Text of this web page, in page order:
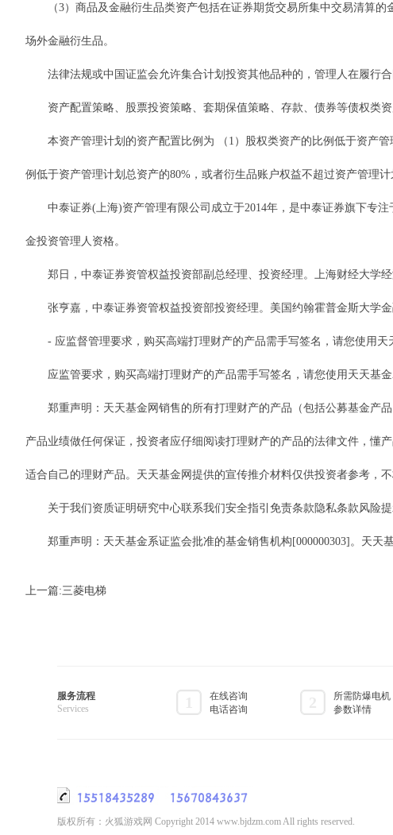
（3）商品及金融衍生品类资产包括在证券期货交易所集中交易清算的
场外金融衍生品。
法律法规或中国证监会允许集合计划投资其他品种的，管理人在履行合
资产配置策略、股票投资策略、套期保值策略、存款、债券等债权类资
本资产管理计划的资产配置比例为 （1）股权类资产的比例低于资产管
例低于资产管理计划总资产的80%，或者衍生品账户权益不超过资产管理计
中泰证券(上海)资产管理有限公司成立于2014年，是中泰证券旗下专注
金投资管理人资格。
郑日，中泰证券资管权益投资部副总经理、投资经理。上海财经大学经
张亨嘉，中泰证券资管权益投资部投资经理。美国约翰霍普金斯大学金
- 应监督管理要求，购买高端打理财产的产品需手写签名，请您使用天
应监管要求，购买高端打理财产的产品需手写签名，请您使用天天基金
郑重声明：天天基金网销售的所有打理财产的产品（包括公募基金产品
产品业绩做任何保证，投资者应仔细阅读打理财产的产品的法律文件，懂
适合自己的理财产品。天天基金网提供的宣传推介材料仅供投资者参考，
关于我们资质证明研究中心联系我们安全指引免责条款隐私条款风险提
郑重声明：天天基金系证监会批准的基金销售机构[000000303]。天天
上一篇:三菱电梯
服务流程
Services
在线咨询
电话咨询
所需防爆电机
参数详情
版权所有：火狐游戏网 Copyright 2014 www.bjdzm.com All rights reserved.